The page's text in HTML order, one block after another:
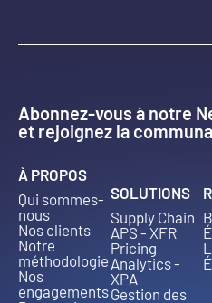
Abonnez-vous à notre
et rejoignez la
À PROPOS
Qui sommes-
nous
Nos clients
Notre
méthodologie
Nos
engagements
SOLUTIONS
Supply Chain
APS - XFR
Pricing
Analytics -
XPA
Gestion des